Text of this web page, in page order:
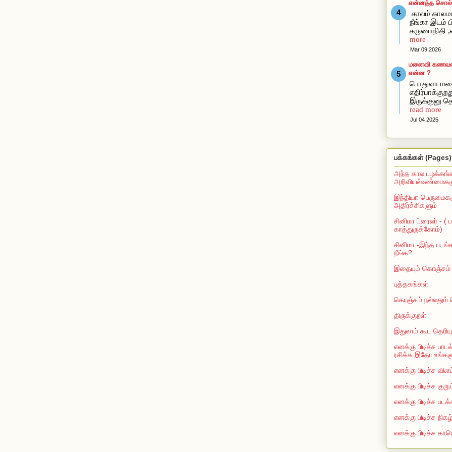
என்னத்த
காலம்
நீங்கா இடம்
கருணாநிதி
more
Mar 09 2026
மனைவி
என்ன ?
பொதுவா
இருக்குனு
read more
Jul 04 2025
பக்கங்கள் (Pages)
அந்த கால
இந்தியா-
அதிர்ச்சிகளும்
சினிமா ட்ரைலர் - (
காத்துருக்கோம்)
சினிமா -இந்த
நீங்க?
இதையும் கொஞ்சம்
புத்தகங்கள்
கொஞ்சம் நல்லதும்
திருக்குறள்
இதுலாம் கூட
எனக்கு பிடிச்ச
ரசிக்க இதோ
எனக்கு பிடிச்ச
எனக்கு பிடிச்ச
எனக்கு பிடிச்ச
எனக்கு பிடிச்ச
எனக்கு பிடிச்ச